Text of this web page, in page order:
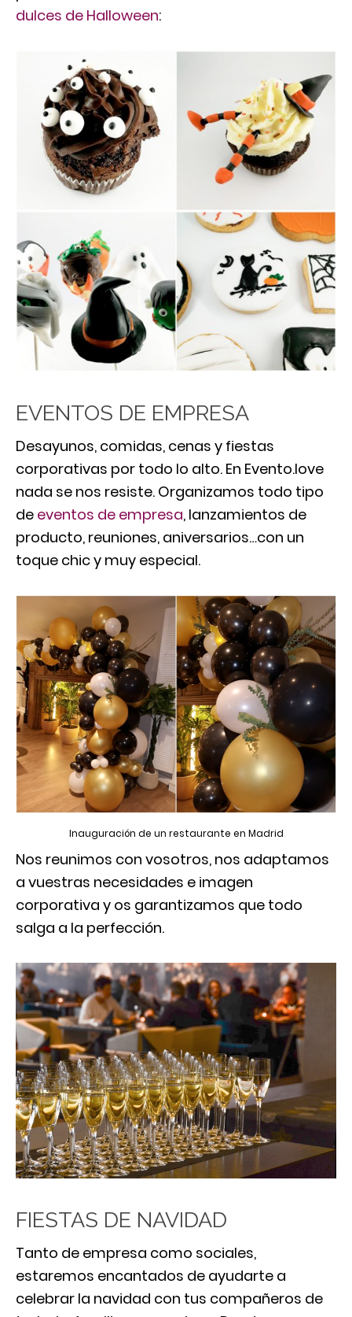
dulces de Halloween:
EVENTOS DE EMPRESA
Desayunos, comidas, cenas y fiestas
corporativas por todo lo alto. En Evento.love
nada se nos resiste. Organizamos todo tipo
de eventos de empresa, lanzamientos de
producto, reuniones, aniversarios…con un
toque chic y muy especial.
Inauguración de un restaurante en Madrid
Nos reunimos con vosotros, nos adaptamos
a vuestras necesidades e imagen
corporativa y os garantizamos que todo
salga a la perfección.
FIESTAS DE NAVIDAD
Tanto de empresa como sociales,
estaremos encantados de ayudarte a
celebrar la navidad con tus compañeros de